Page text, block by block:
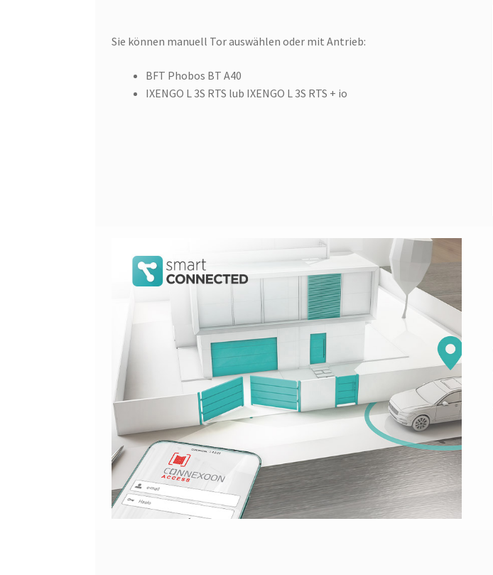
Sie können manuell Tor auswählen oder mit Antrieb:
BFT Phobos BT A40
IXENGO L 3S RTS lub IXENGO L 3S RTS + io